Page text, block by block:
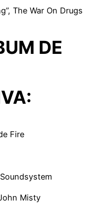
The War On Drugs
DE
Fire
Misty